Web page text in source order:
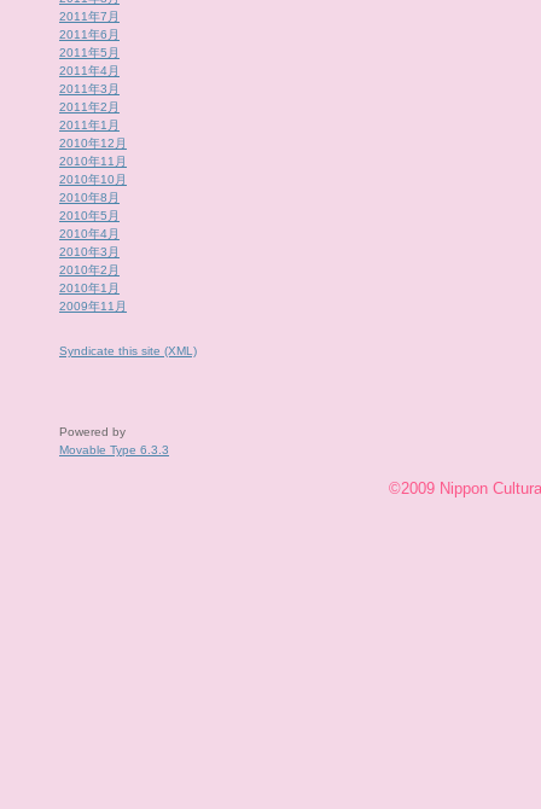
2011年7月
2011年6月
2011年5月
2011年4月
2011年3月
2011年2月
2011年1月
2010年12月
2010年11月
2010年10月
2010年8月
2010年5月
2010年4月
2010年3月
2010年2月
2010年1月
2009年11月
Syndicate this site (XML)
Powered by
Movable Type 6.3.3
©2009 Nippon